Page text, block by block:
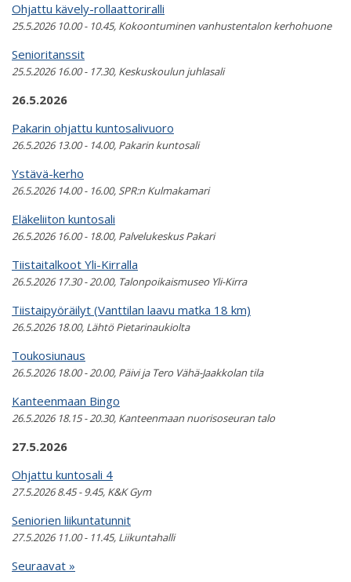
Ohjattu kävely-rollaattoriralli
25.5.2026 10.00 - 10.45, Kokoontuminen vanhustentalon kerhohuone
Senioritanssit
25.5.2026 16.00 - 17.30, Keskuskoulun juhlasali
26.5.2026
Pakarin ohjattu kuntosalivuoro
26.5.2026 13.00 - 14.00, Pakarin kuntosali
Ystävä-kerho
26.5.2026 14.00 - 16.00, SPR:n Kulmakamari
Eläkeliiton kuntosali
26.5.2026 16.00 - 18.00, Palvelukeskus Pakari
Tiistaitalkoot Yli-Kirralla
26.5.2026 17.30 - 20.00, Talonpoikaismuseo Yli-Kirra
Tiistaipyöräilyt (Vanttilan laavu matka 18 km)
26.5.2026 18.00, Lähtö Pietarinaukiolta
Toukosiunaus
26.5.2026 18.00 - 20.00, Päivi ja Tero Vähä-Jaakkolan tila
Kanteenmaan Bingo
26.5.2026 18.15 - 20.30, Kanteenmaan nuorisoseuran talo
27.5.2026
Ohjattu kuntosali 4
27.5.2026 8.45 - 9.45, K&K Gym
Seniorien liikuntatunnit
27.5.2026 11.00 - 11.45, Liikuntahalli
Seuraavat »